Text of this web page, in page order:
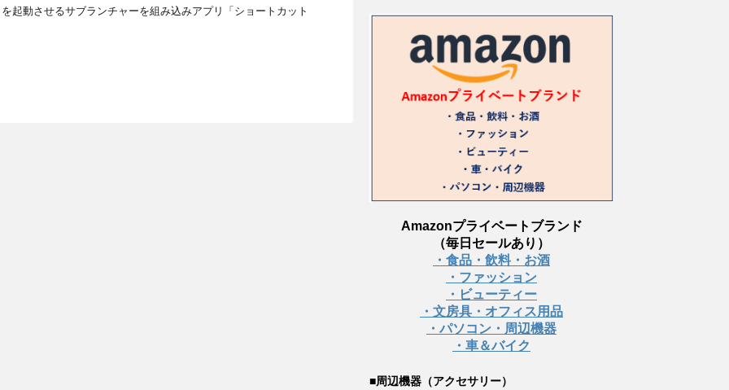
起動させるサブランチャーを組み込みアプリ「ショートカット
Amazonプライベートブランド
（毎日セールあり）
・食品・飲料・お酒
・ファッション
・ビューティー
・文房具・オフィス用品
・パソコン・周辺機器
・車＆バイク
■周辺機器（アクセサリー）